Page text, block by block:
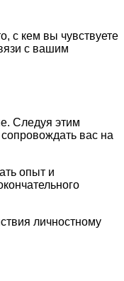
с кем вы чувствуете
с вашим
Следуя этим
вас на
опыт и
личностному